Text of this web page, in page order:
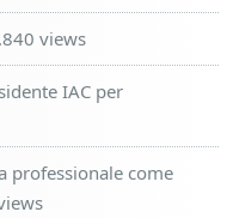
views
IAC per
professionale come